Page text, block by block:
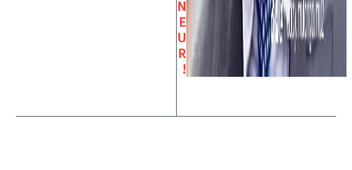
N
E
U
R
!